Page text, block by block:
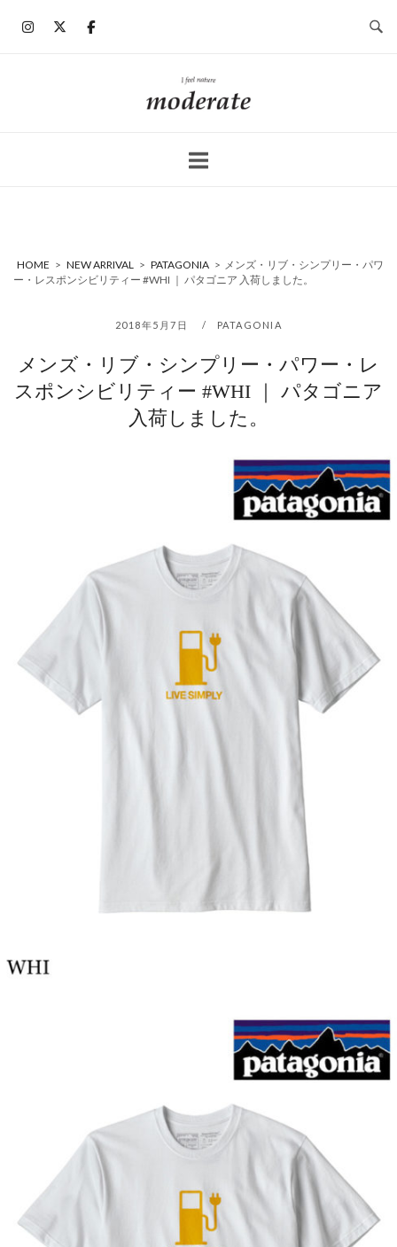
ホ
ー
HOME > NEW ARRIVAL > PATAGONIA > メンズ・リブ・シンプリー・パワ
ー・レスポンシビリティー #WHI ｜ パタゴニア 入荷しました。
2018年5月7日 PATAGONIA
メンズ・リブ・シンプリー・パワー・レ
スポンシビリティー #WHI ｜ パタゴニア
入荷しました。